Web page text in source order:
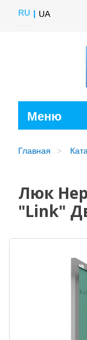
RU UA
Главная
Люк
"Link"